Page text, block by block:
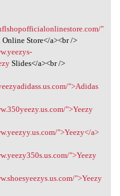
"
Store</a><br />
Slides</a><br />
">Adidas
">Yeezy
">Yeezy</a>
">Yeezy
">Yeezy